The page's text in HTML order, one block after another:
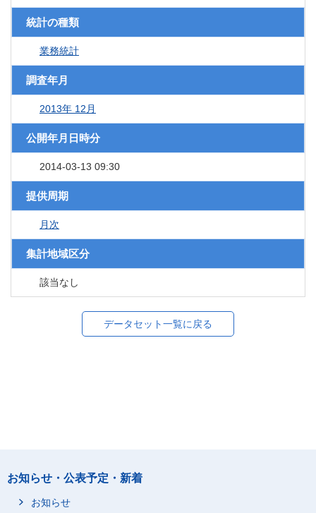
統計の種類
業務統計
調査年月
2013年 12月
公開年月日時分
2014-03-13 09:30
提供周期
月次
集計地域区分
該当なし
データセット一覧に戻る
お知らせ・公表予定・新着
お知らせ